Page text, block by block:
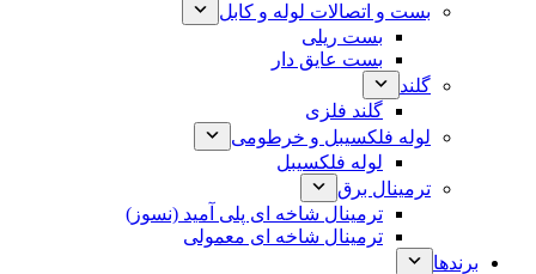
بست و اتصالات لوله و کابل
بست ریلی
بست عایق دار
گلند
گلند فلزی
لوله فلکسیبل و خرطومی
لوله فلکسیبل
ترمینال برق
ترمینال شاخه ای پلی آمید (نسوز)
ترمینال شاخه ای معمولی
برندها